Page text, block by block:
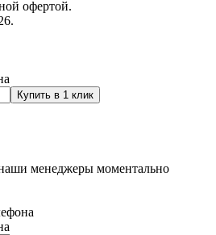
офертой.
Купить в 1 клик
менеджеры моментально